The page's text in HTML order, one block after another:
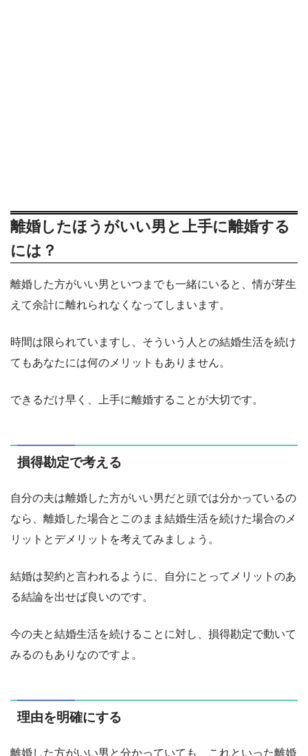
離婚したほうがいい男と上手に離婚する
には？
離婚した方がいい男といつまでも一緒にいると、情が芽生
えて余計に離れられなくなってしまいます。
時間は限られていますし、そういう人との結婚生活を続け
てもあなたには何のメリットもありません。
できるだけ早く、上手に離婚することが大切です。
損得勘定で考える
自分の夫は離婚した方がいい男だと頭では分かっているの
なら、離婚した場合とこのまま結婚生活を続けた場合のメ
リットとデメリットを考えてみましょう。
結婚は契約と言われるように、自分にとってメリットのあ
る結論を出せば良いのです。
今の夫と結婚生活を続けることに対し、損得勘定で動いて
みるのもありなのですよ。
理由を明確にする
離婚した方がいい男と分かっていても、これといった離婚